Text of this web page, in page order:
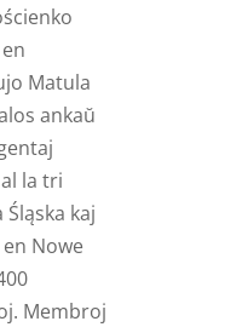
Matula
ankaŭ
la tri
kaj
Nowe
Membroj